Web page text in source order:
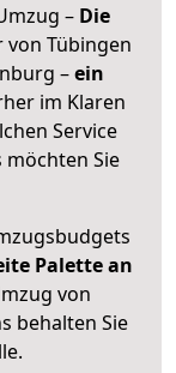
– Die
Tübingen
–ein
im Klaren
Service
möchten Sie
Palette an
von
behalten Sie